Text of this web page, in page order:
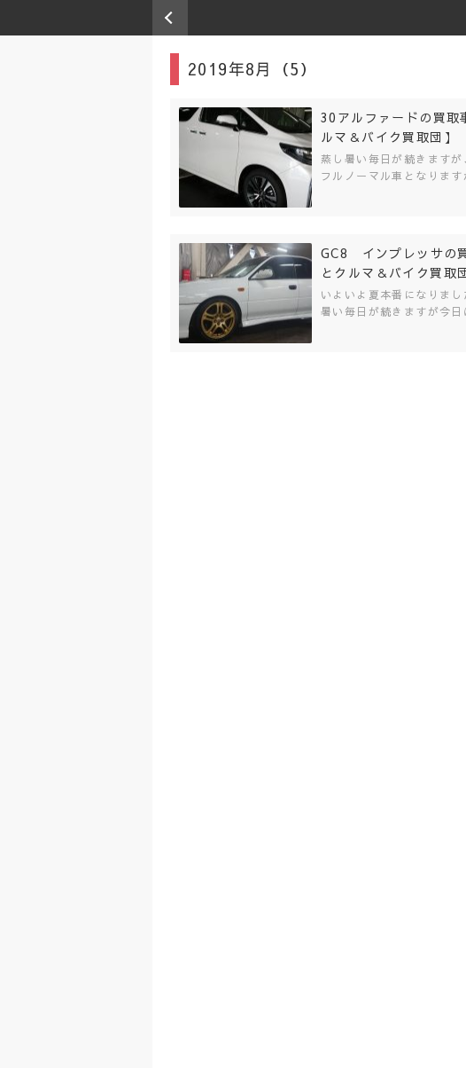
2019年8月（5）
30アルファードの買取
ルマ＆バイク買取団】
蒸し暑い毎日が続きます
フルノーマル車となりま
GC8 インプレッサの
とクルマ＆バイク買取団
いよいよ夏本番になりま
暑い毎日が続きますが今